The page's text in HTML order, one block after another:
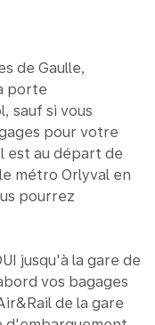
de Gaulle,
porte
sauf si vous
pour votre
est au départ de
métro Orlyval en
pourrez
jusqu'à la gare de
vos bagages
de la gare